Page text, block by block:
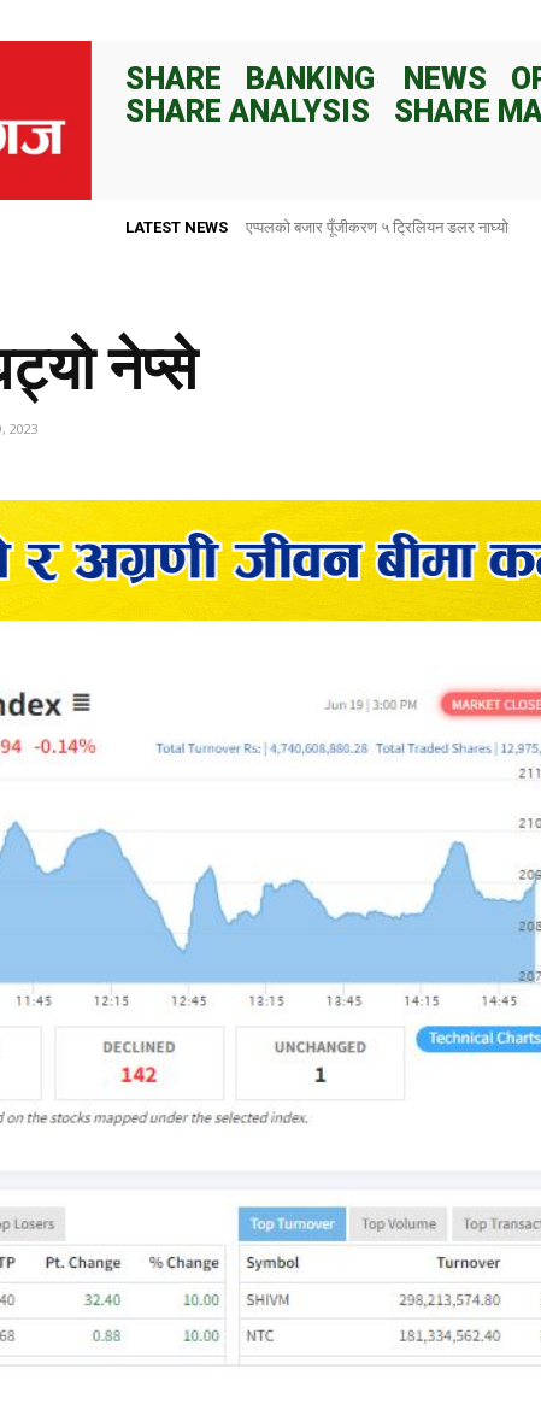
SHARE BANKING NEWS
SHARE ANALYSIS
SHARE
LATEST NEWSएप्पलको बजार पूँजीकरण ५ ट्रिलियन डलर नाघ्यो
राष्ट्र बैंकले ८२ दिनका लागि १०० अर्ब रुपैयाँ निक्षेप
नेप्से
2023